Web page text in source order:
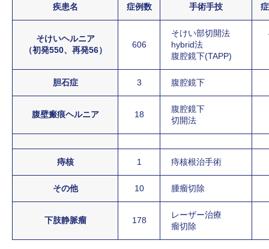
疾患名 症例数 手術手技
そけいヘルニア
（初発550、再発56）
606
そけい部切開法
hybrid法
腹腔鏡下(TAPP)
胆石症 3 腹腔鏡下
腹壁瘢痕ヘルニア 18
腹腔鏡下
切開法
痔核 1 痔核根治手術
その他 10 腫瘤切除
下肢静脈瘤 178
レーザー治療
瘤切除